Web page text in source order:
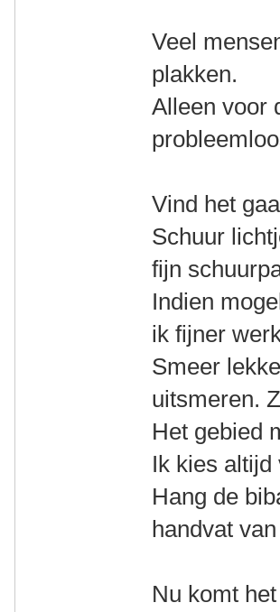
Veel
plakken.
Alleen voor
Vind het
Schuur
fijn
Indien
ik fijner
Smeer
uitsmeren.
Het gebied
Ik kies
Hang de
handvat
Nu komt